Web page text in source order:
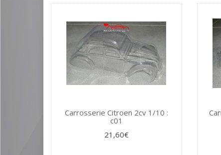
Carrosserie Citroen 2cv 1/10 :
c01
21,60€